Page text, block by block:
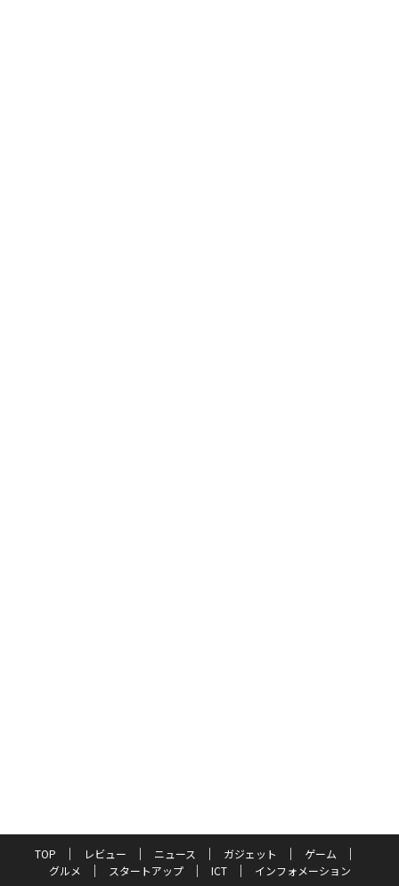
TOP レビュー ニュース ガジェット
ゲーム
グルメ
スタートアップ ICT インフォメーション